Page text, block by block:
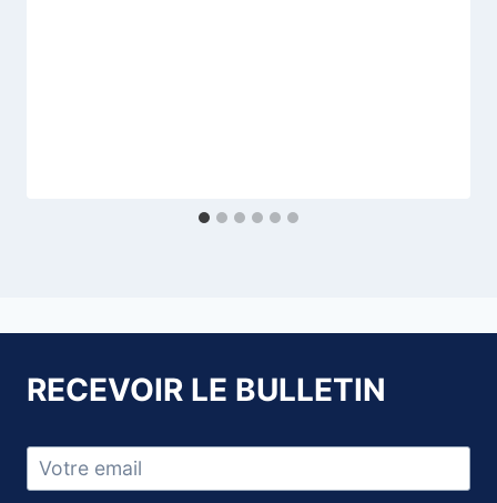
RECEVOIR LE BULLETIN